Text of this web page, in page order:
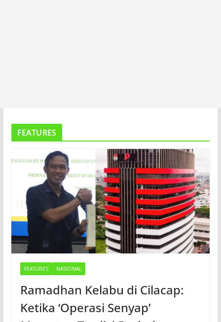
FEATURES
FEATURES NASIONAL
Ramadhan Kelabu di Cilacap:
Ketika ‘Operasi Senyap’